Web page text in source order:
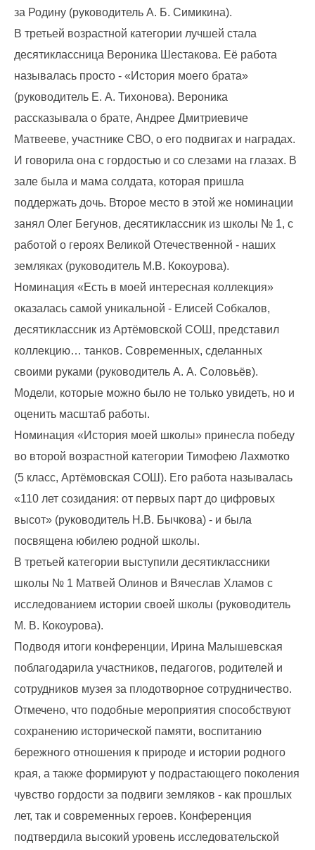
за Родину (руководитель А. Б. Симикина).
В третьей возрастной категории лучшей стала
десятиклассница Вероника Шестакова. Её работа
называлась просто - «История моего брата»
(руководитель Е. А. Тихонова). Вероника
рассказывала о брате, Андрее Дмитриевиче
Матвееве, участнике СВО, о его подвигах и наградах.
И говорила она с гордостью и со слезами на глазах. В
зале была и мама солдата, которая пришла
поддержать дочь. Второе место в этой же номинации
занял Олег Бегунов, десятиклассник из школы № 1, с
работой о героях Великой Отечественной - наших
земляках (руководитель М.В. Кокоурова).
Номинация «Есть в моей интересная коллекция»
оказалась самой уникальной - Елисей Собкалов,
десятиклассник из Артёмовской СОШ, представил
коллекцию… танков. Современных, сделанных
своими руками (руководитель А. А. Соловьёв).
Модели, которые можно было не только увидеть, но и
оценить масштаб работы.
Номинация «История моей школы» принесла победу
во второй возрастной категории Тимофею Лахмотко
(5 класс, Артёмовская СОШ). Его работа называлась
«110 лет созидания: от первых парт до цифровых
высот» (руководитель Н.В. Бычкова) - и была
посвящена юбилею родной школы.
В третьей категории выступили десятиклассники
школы № 1 Матвей Олинов и Вячеслав Хламов с
исследованием истории своей школы (руководитель
М. В. Кокоурова).
Подводя итоги конференции, Ирина Малышевская
поблагодарила участников, педагогов, родителей и
сотрудников музея за плодотворное сотрудничество.
Отмечено, что подобные мероприятия способствуют
сохранению исторической памяти, воспитанию
бережного отношения к природе и истории родного
края, а также формируют у подрастающего поколения
чувство гордости за подвиги земляков - как прошлых
лет, так и современных героев. Конференция
подтвердила высокий уровень исследовательской